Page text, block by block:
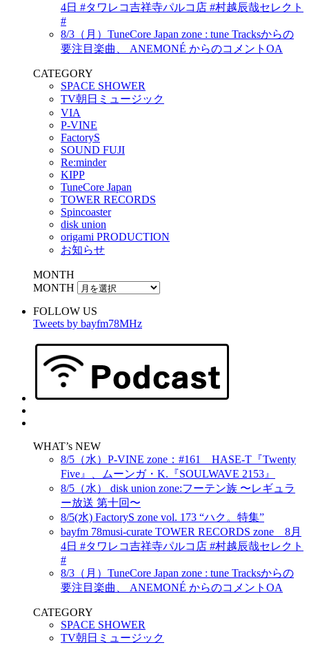
4日 #タワレコ吉祥寺パルコ店 #村越辰哉セレクト
#
8/3（月）TuneCore Japan zone : tune Tracksからの
要注目楽曲、 ANEMONÉ からのコメントOA
CATEGORY
SPACE SHOWER
TV朝日ミュージック
VIA
P-VINE
FactoryS
SOUND FUJI
Re:minder
KIPP
TuneCore Japan
TOWER RECORDS
Spincoaster
disk union
origami PRODUCTION
お知らせ
MONTH
MONTH
FOLLOW US
Tweets by bayfm78MHz
WHAT’s NEW
8/5（水）P-VINE zone：#161 HASE-T『Twenty
Five』、ムーンガ・K.『SOULWAVE 2153』
8/5（水） disk union zone:フーテン族 〜レギュラ
ー放送 第十回〜
8/5(水) FactoryS zone vol. 173 “ハク。特集”
bayfm 78musi-curate TOWER RECORDS zone 8月
4日 #タワレコ吉祥寺パルコ店 #村越辰哉セレクト
#
8/3（月）TuneCore Japan zone : tune Tracksからの
要注目楽曲、 ANEMONÉ からのコメントOA
CATEGORY
SPACE SHOWER
TV朝日ミュージック